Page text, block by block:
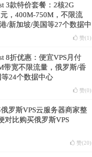
3款特价套餐：2核2G
，400M-750M，不限流
/新加坡/美国等27个数据中
房
赞(1 )
8折优惠：便宜VPS月付
带宽不限流量，俄罗斯/香
24个数据中心
赞(0)
罗斯VPS云服务器商家整
对比购买俄罗斯VPS
赞(20)